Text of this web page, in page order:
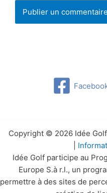
Copyright © 2026 Idée
Idée Golf participe au
Europe S.à r.l., un
permettre à des sites de